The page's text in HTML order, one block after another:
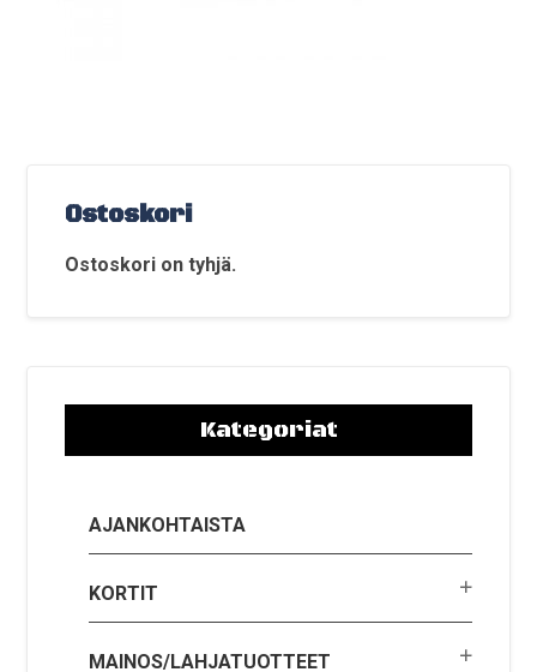
Ostoskori
Ostoskori on tyhjä.
Kategoriat
AJANKOHTAISTA
KORTIT
MAINOS/LAHJATUOTTEET